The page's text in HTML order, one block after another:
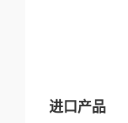
进口产品